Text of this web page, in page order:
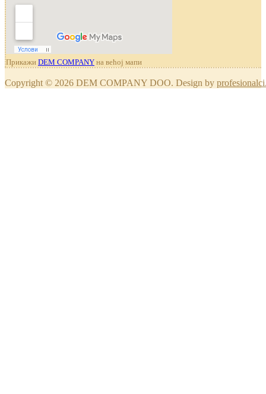
Прикажи DEM COMPANY на већој мапи
Copyright © 2026 DEM COMPANY DOO. Design by